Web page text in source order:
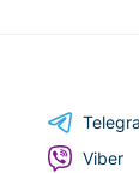
Viber